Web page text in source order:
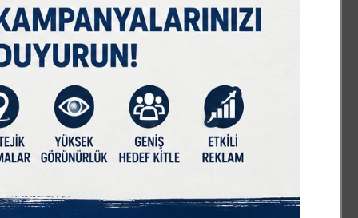
0,08
47,70
% 0,16
55,17
% 0,29
6673,22
% 2,79
10644,48
% 2,09